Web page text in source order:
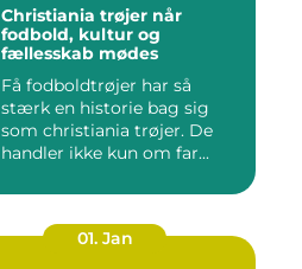
Christiania trøjer når
fodbold, kultur og
fællesskab mødes
Få fodboldtrøjer har så
stærk en historie bag sig
som christiania trøjer. De
handler ikke kun om far...
01. Jan